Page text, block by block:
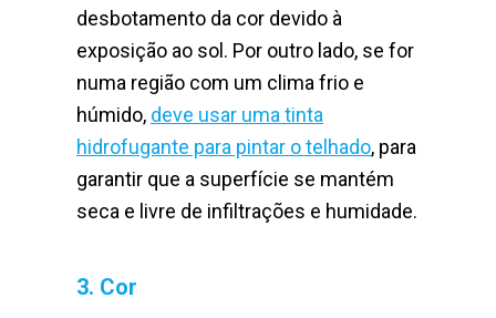
desbotamento da cor devido à
exposição ao sol. Por outro lado, se for
numa região com um clima frio e
húmido, deve usar uma tinta
hidrofugante para pintar o telhado, para
garantir que a superfície se mantém
seca e livre de infiltrações e humidade.
3. Cor